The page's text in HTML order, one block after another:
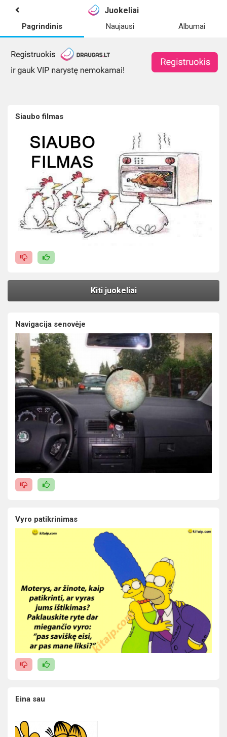
Juokeliai
Pagrindinis Naujausi Albumai
Siaubo filmas
Kiti juokeliai
Navigacija senovėje
Vyro patikrinimas
Eina sau